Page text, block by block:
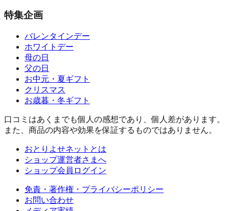
特集企画
バレンタインデー
ホワイトデー
母の日
父の日
お中元・夏ギフト
クリスマス
お歳暮・冬ギフト
口コミはあくまでも個人の感想であり、個人差があります。
また、商品の内容や効果を保証するものではありません。
おとりよせネットとは
ショップ運営者さまへ
ショップ会員ログイン
免責・著作権・プライバシーポリシー
お問い合わせ